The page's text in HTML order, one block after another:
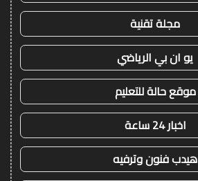
مجلة تقنية
يو ان بي الرياضي
موقع حالة للتعليم
اخبار 24 ساعة
هيدب فنون وترفيه